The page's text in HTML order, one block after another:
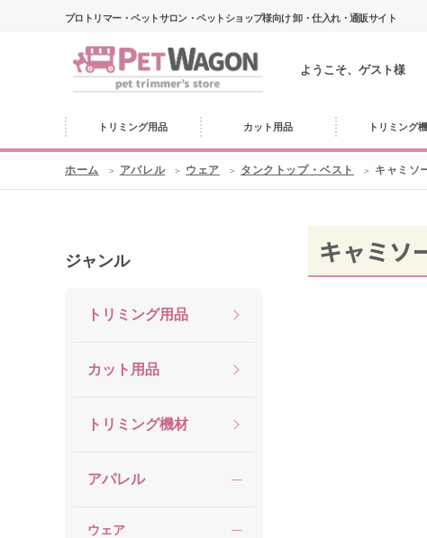
プロトリマー・ペットサロン・ペットショップ様向け 卸・仕入れ・通販サイト
ようこそ、ゲスト様
トリミング用品 カット用品 トリミング
ホーム アパレル ウェア タンクトップ・ベスト キャミソ
ジャンル
トリミング用品
カット用品
トリミング機材
アパレル
ウェア
キャミソ